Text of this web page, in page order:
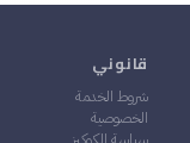
قانوني
شروط الخدمة
الخصوصية